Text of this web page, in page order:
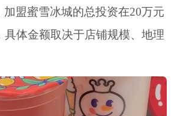
盟蜜雪冰城的总投资在20万元
具体金额取决于店铺规模、地理